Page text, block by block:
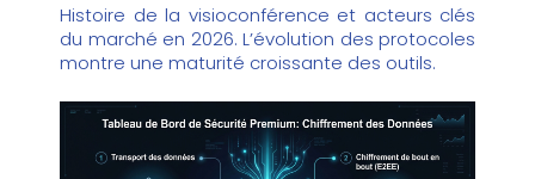
Histoire de la visioconférence et acteurs clés
du marché en 2026. L’évolution des protocoles
montre une maturité croissante des outils.